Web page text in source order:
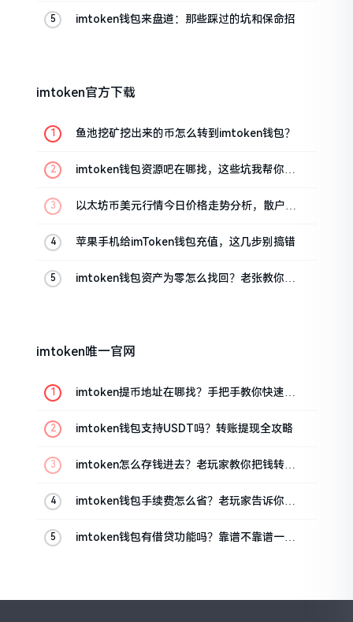
imtoken钱包来盘道：那些踩过的坑和保命招
imtoken官方下载
鱼池挖矿挖出来的币怎么转到imtoken钱包？
imtoken钱包资源吧在哪找，这些坑我帮你趟
以太坊币美元行情今日价格走势分析，散户如
苹果手机给imToken钱包充值，这几步别搞错
imtoken钱包资产为零怎么找回？老张教你几
imtoken唯一官网
imtoken提币地址在哪找？手把手教你快速查
imtoken钱包支持USDT吗？转账提现全攻略
imtoken怎么存钱进去？老玩家教你把钱转进
imtoken钱包手续费怎么省？老玩家告诉你几
imtoken钱包有借贷功能吗？靠谱不靠谱一文